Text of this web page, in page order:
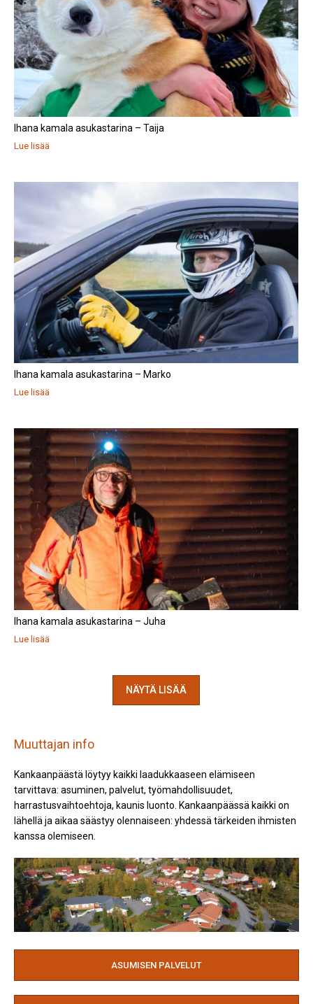
Ihana kamala asukastarina – Taija
Lue lisää
Ihana kamala asukastarina – Marko
Lue lisää
Ihana kamala asukastarina – Juha
Lue lisää
NÄYTÄ LISÄÄ
Muuttajan info
Kankaanpäästä löytyy kaikki laadukkaaseen elämiseen
tarvittava: asuminen, palvelut, työmahdollisuudet,
harrastusvaihtoehtoja, kaunis luonto. Kankaanpäässä kaikki on
lähellä ja aikaa säästyy olennaiseen: yhdessä tärkeiden ihmisten
kanssa olemiseen.
ASUMISEN PALVELUT